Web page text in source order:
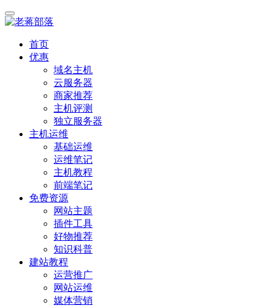
首页
优惠
域名主机
云服务器
商家推荐
主机评测
独立服务器
主机运维
基础运维
运维笔记
主机教程
前端笔记
免费资源
网站主题
插件工具
好物推荐
知识科普
建站教程
运营推广
网站运维
媒体营销